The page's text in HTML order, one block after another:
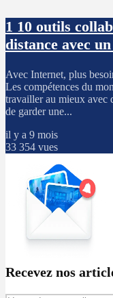
1 10 outils
distance avec
Avec Internet, plus
Les compétences du
travailler au mieux avec
de garder une...
il y a 9 mois
33 354 vues
Recevez nos